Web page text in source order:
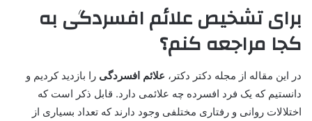
برای تشخیص علائم افسردگی به
کجا مراجعه کنم؟
در این مقاله از مجله دکتر دکتر، علائم افسردگی را بازدید کردیم و
دانستیم که یک فرد افسرده چه علائمی دارد. قابل ذکر است که
اختلالات روانی و رفتاری مختلفی وجود دارند که تعداد بسیاری از